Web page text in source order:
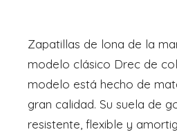
Zapatillas de lona de la
modelo clásico Drec de
modelo está hecho de
gran calidad. Su suela de
resistente, flexible y